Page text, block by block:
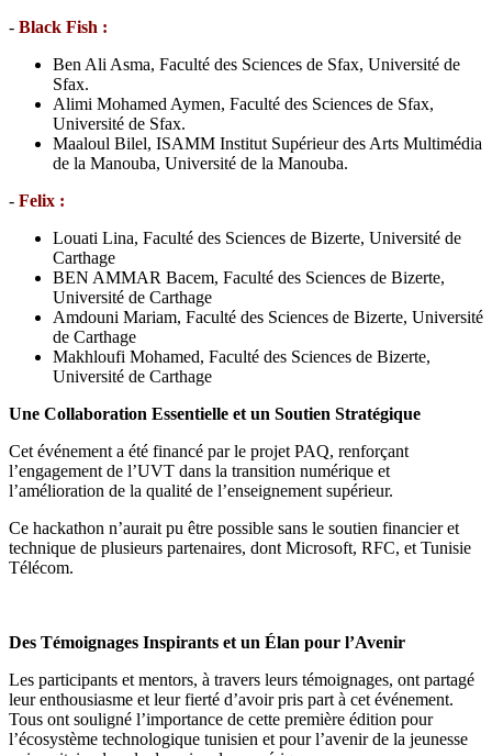
- Black Fish :
Ben Ali Asma, Faculté des Sciences de Sfax, Université de
Sfax.
Alimi Mohamed Aymen, Faculté des Sciences de Sfax,
Université de Sfax.
Maaloul Bilel, ISAMM Institut Supérieur des Arts Multimédia
de la Manouba, Université de la Manouba.
- Felix :
Louati Lina, Faculté des Sciences de Bizerte, Université de
Carthage
BEN AMMAR Bacem, Faculté des Sciences de Bizerte,
Université de Carthage
Amdouni Mariam, Faculté des Sciences de Bizerte, Université
de Carthage
Makhloufi Mohamed, Faculté des Sciences de Bizerte,
Université de Carthage
Une Collaboration Essentielle et un Soutien Stratégique
Cet événement a été financé par le projet PAQ, renforçant
l’engagement de l’UVT dans la transition numérique et
l’amélioration de la qualité de l’enseignement supérieur.
Ce hackathon n’aurait pu être possible sans le soutien financier et
technique de plusieurs partenaires, dont Microsoft, RFC, et Tunisie
Télécom.
Des Témoignages Inspirants et un Élan pour l’Avenir
Les participants et mentors, à travers leurs témoignages, ont partagé
leur enthousiasme et leur fierté d’avoir pris part à cet événement.
Tous ont souligné l’importance de cette première édition pour
l’écosystème technologique tunisien et pour l’avenir de la jeunesse